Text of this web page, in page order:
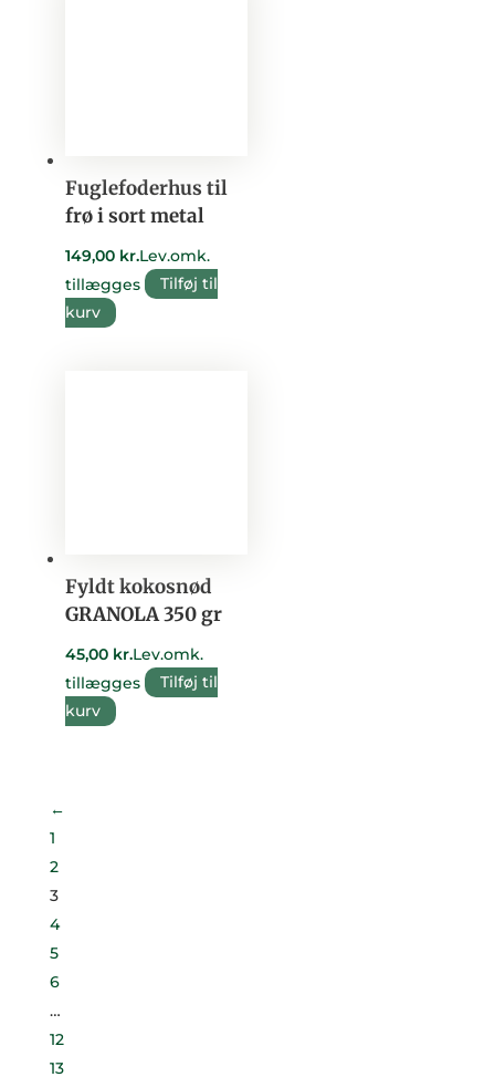
Fuglefoderhus til
frø i sort metal
149,00 kr.Lev.omk.
tillægges
Tilføj til
kurv
Fyldt kokosnød
GRANOLA 350 gr
45,00 kr.Lev.omk.
tillægges
Tilføj til
kurv
←
1
2
3
4
5
6
…
12
13